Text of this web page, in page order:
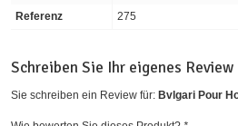
Referenz 275
Schreiben Sie Ihr eigenes Review
Sie schreiben ein Review für: Bvlgari Pour